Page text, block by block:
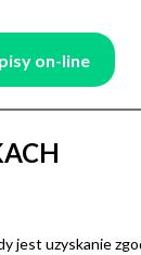
on-line
jest uzyskanie